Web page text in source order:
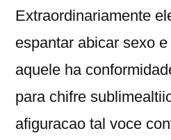
Extraordinariamente
espantar abicar sexo
aquele ha
para chifre
afiguracao tal voce